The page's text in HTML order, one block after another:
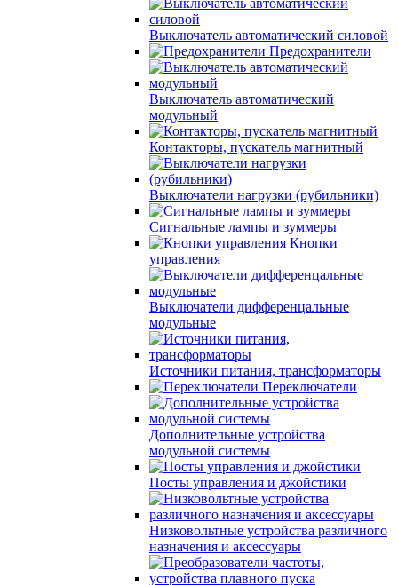
Выключатель автоматический силовой
Предохранители
Выключатель автоматический
модульный
Контакторы, пускатель магнитный
Выключатели нагрузки (рубильники)
Сигнальные лампы и зуммеры
Кнопки
управления
Выключатели дифференцальные
модульные
Источники питания, трансформаторы
Переключатели
Дополнительные устройства
модульной системы
Посты управления и джойстики
Низковольтные устройства различного
назначения и аксессуары